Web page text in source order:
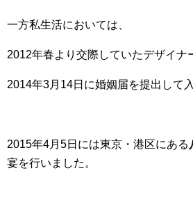
一方私生活においては、
2012年春より交際していたデザイナ
2014年3月14日に婚姻届を提出して
2015年4月5日には東京・港区にある
宴を行いました。